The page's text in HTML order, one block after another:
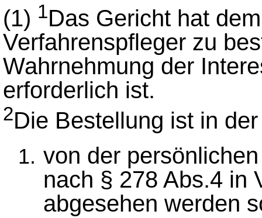
(1) 1Das Gericht hat
Verfahrenspfleger zu
Wahrnehmung der
erforderlich ist.
2Die Bestellung ist in
von der
nach § 278 Abs.4 in
abgesehen werden